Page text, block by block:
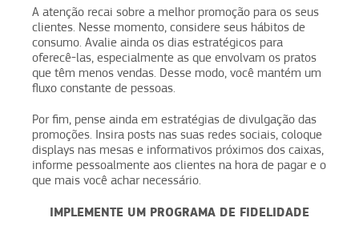
A atenção recai sobre a melhor promoção para os seus
clientes. Nesse momento, considere seus hábitos de
consumo. Avalie ainda os dias estratégicos para
oferecê-las, especialmente as que envolvam os pratos
que têm menos vendas. Desse modo, você mantém um
fluxo constante de pessoas.
Por fim, pense ainda em estratégias de divulgação das
promoções. Insira posts nas suas redes sociais, coloque
displays nas mesas e informativos próximos dos caixas,
informe pessoalmente aos clientes na hora de pagar e o
que mais você achar necessário.
IMPLEMENTE UM PROGRAMA DE FIDELIDADE